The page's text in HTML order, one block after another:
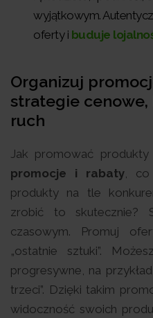
wyjątkowym.
oferty i buduje
Organizuj
strategie
ruch
Jak promować
promocje i rabaty ,
produkty na tle
zrobić to skutecznie?
czasowym. Promuj
„ostatnie sztuki”.
progresywne, na
trzeci”. Dzięki takim
widoczność swoich